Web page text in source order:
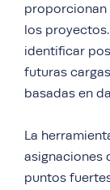
proporcionan
los
identificar
futuras
basadas en
La
asignaciones
puntos